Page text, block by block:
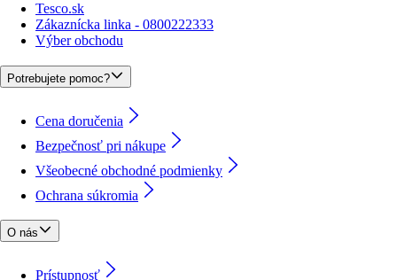
Tesco.sk
Zákaznícka linka - 0800222333
Výber obchodu
Potrebujete pomoc?
Cena doručenia
Bezpečnosť pri nákupe
Všeobecné obchodné podmienky
Ochrana súkromia
O nás
Prístupnosť